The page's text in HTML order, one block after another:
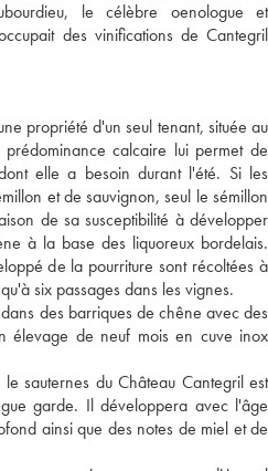
le célèbre oenologue et
des vinifications de Cantegril
propriété d'un seul tenant, située au
calcaire lui permet de
elle a besoin durant l'été. Si les
et de sauvignon, seul le sémillon
de sa susceptibilité à développer
à la base des liquoreux bordelais.
de la pourriture sont récoltées à
six passages dans les vignes.
des barriques de chêne avec des
élevage de neuf mois en cuve inox
sauternes du Château Cantegril est
garde. Il développera avec l'âge
ainsi que des notes de miel et de